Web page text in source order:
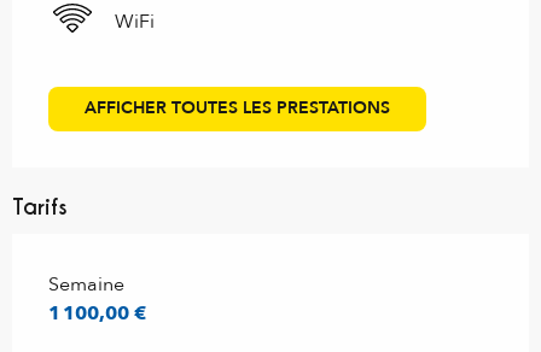
WiFi
AFFICHER TOUTES LES PRESTATIONS
Tarifs
Tarifs 2026
Semaine
1 100,00 €